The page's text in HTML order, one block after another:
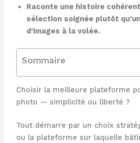
Raconte une histoire
sélection soignée plutôt
d’images à la volée.
Sommaire
Choisir la meilleure plateforme
photo — simplicité ou liberté ?
Tout démarre par un choix
ou la plateforme sur laquelle